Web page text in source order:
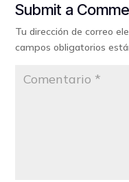
Submit a
Tu dirección de correo
campos obligatorios